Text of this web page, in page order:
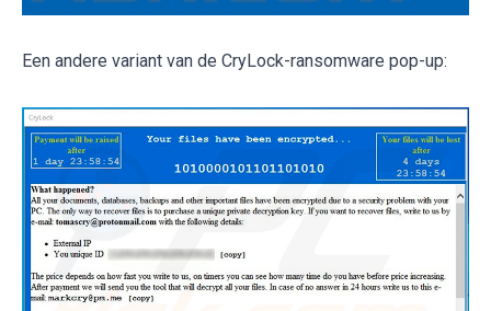
Een andere variant van de CryLock-ransomware pop-up: